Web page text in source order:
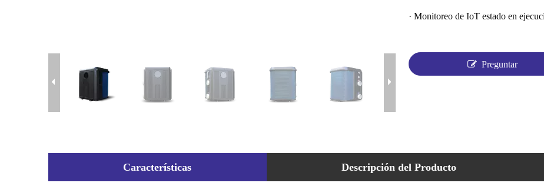
· Monitoreo de IoT estado en
Preguntar
Características Descripción del Producto